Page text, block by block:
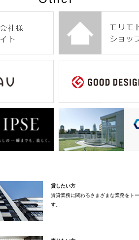
貸したい方
賃貸業務に関わるさまざまな業務をト
す。